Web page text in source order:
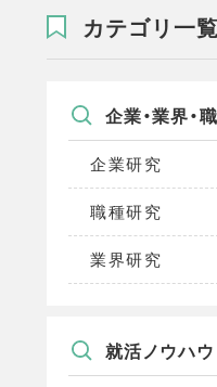
カテゴリ一覧
企業・業界・
企業研究
職種研究
業界研究
就活ノウハウ